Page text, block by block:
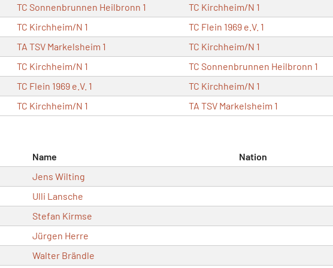
TC Sonnenbrunnen Heilbronn 1 TC Kirchheim/N 1
TC Kirchheim/N 1 TC Flein 1969 e.V. 1
TA TSV Markelsheim 1 TC Kirchheim/N 1
TC Kirchheim/N 1 TC Sonnenbrunnen Heilbronn 1
TC Flein 1969 e.V. 1 TC Kirchheim/N 1
TC Kirchheim/N 1 TA TSV Markelsheim 1
Name Nation
Jens Wilting
Ulli Lansche
Stefan Kirmse
Jürgen Herre
Walter Brändle